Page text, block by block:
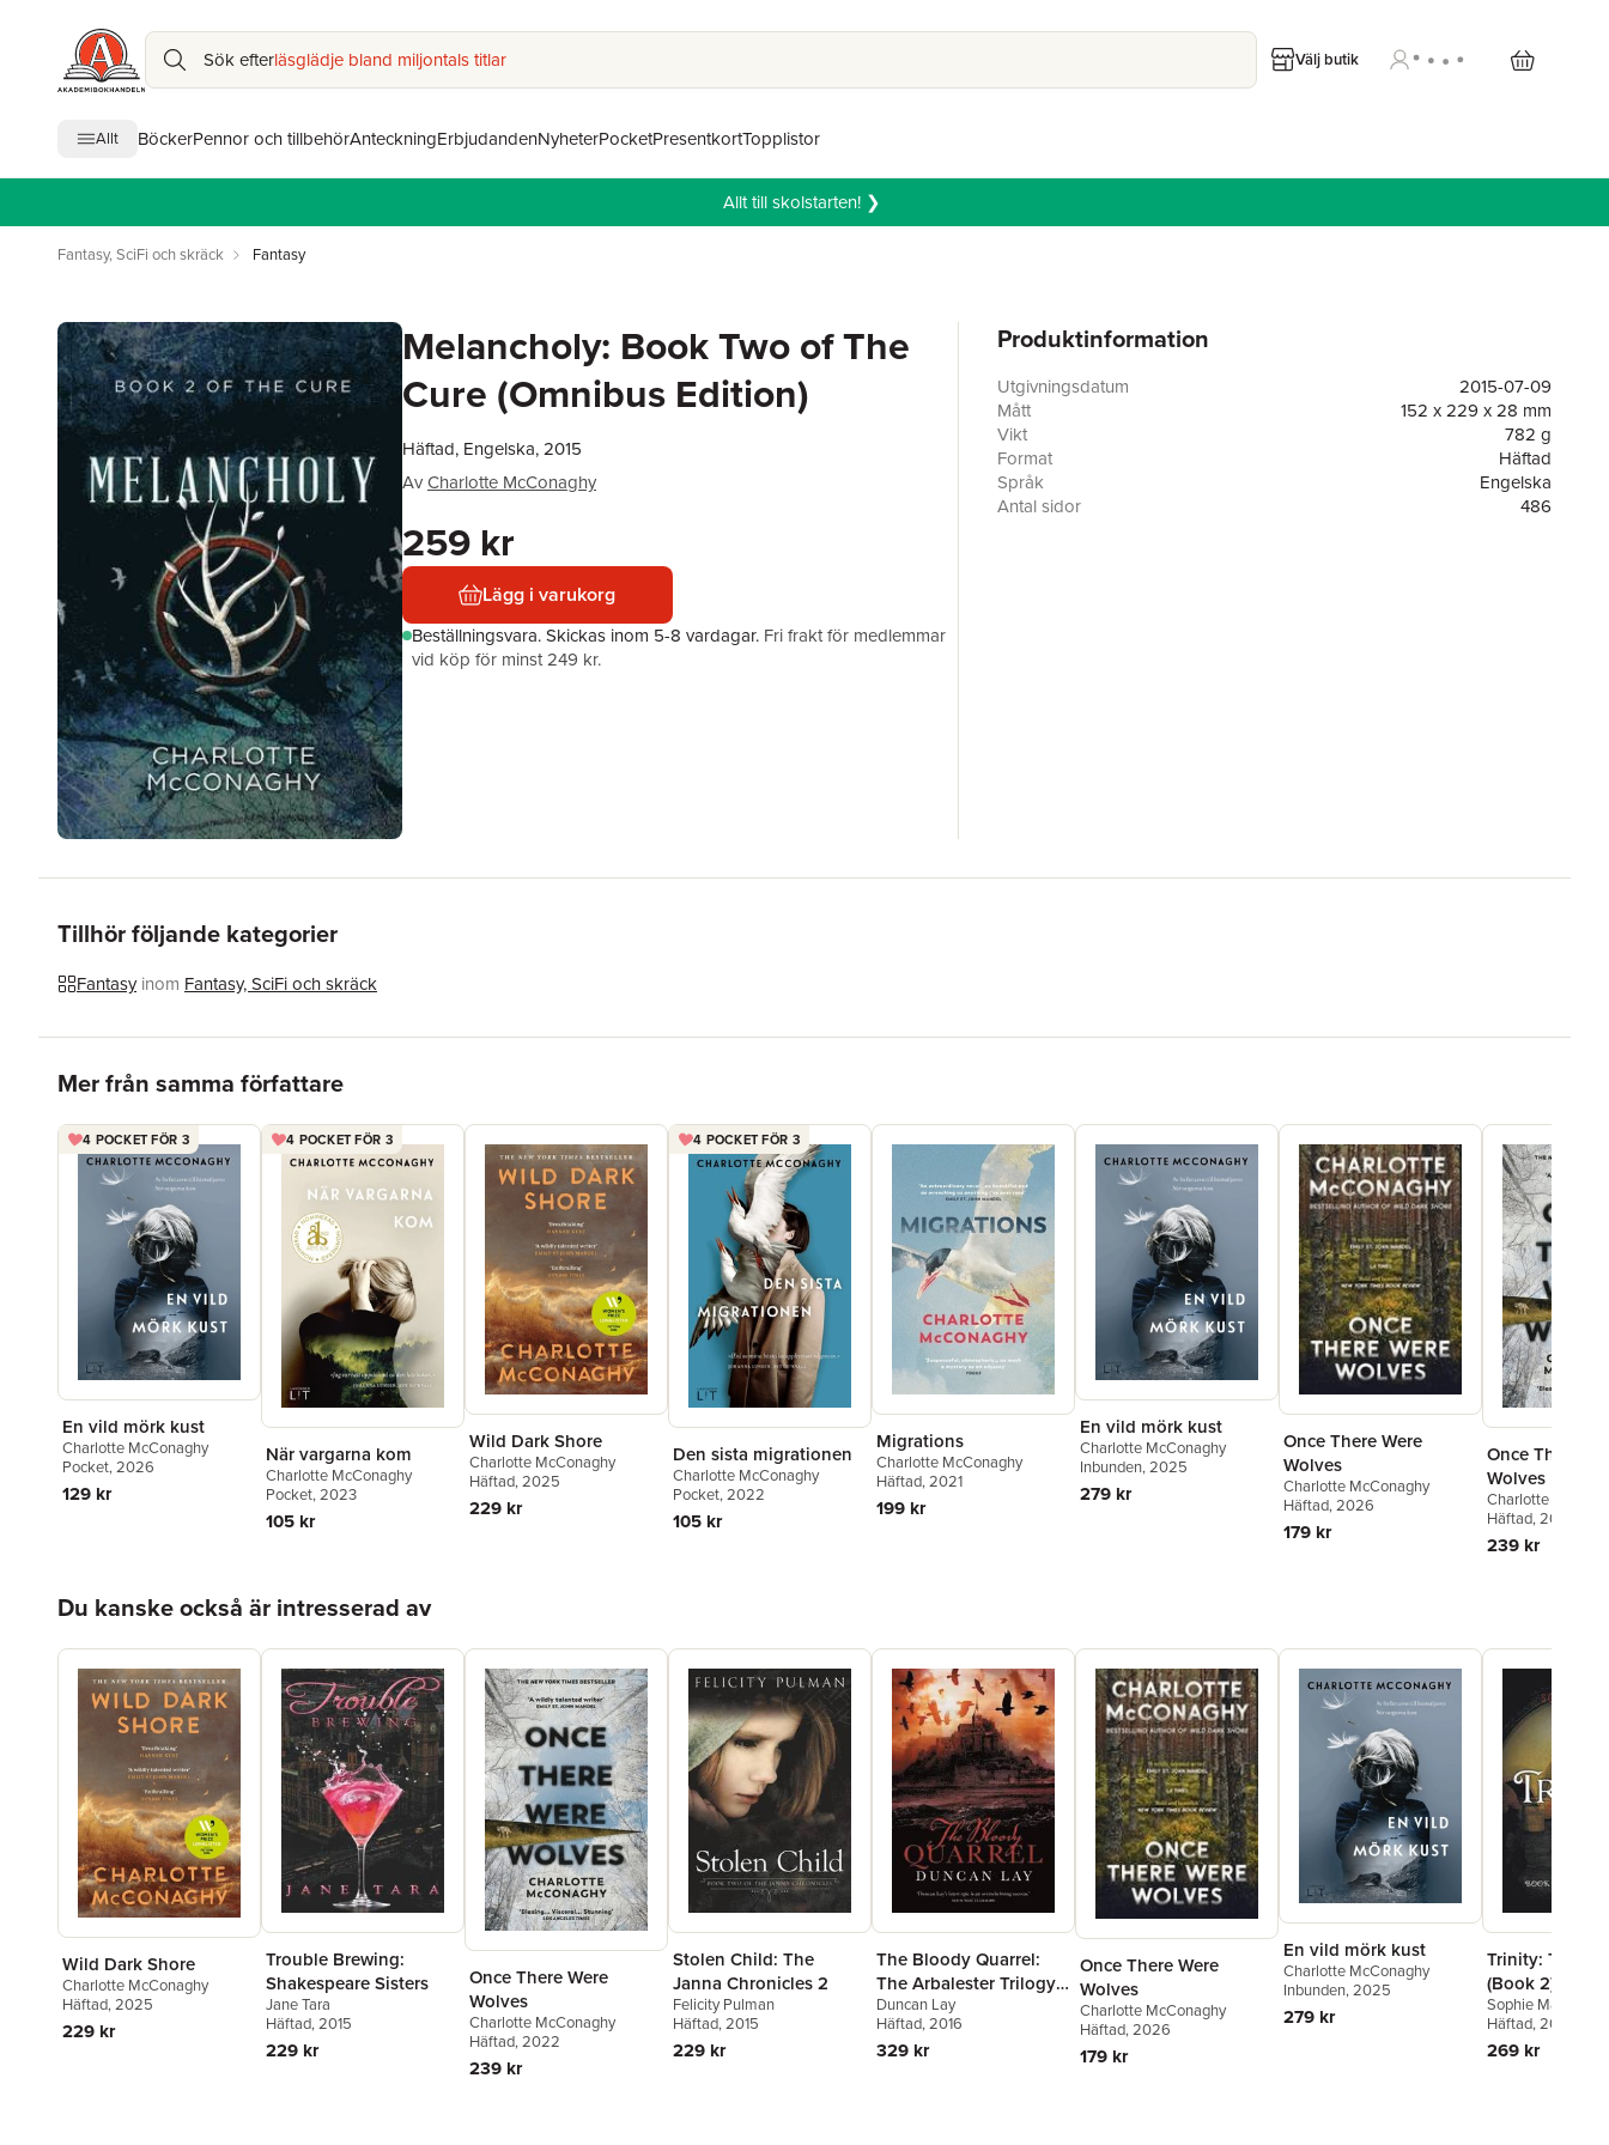
Sök efterläsglädje bland miljontals titlar Välj butik
Allt BöckerPennor och tillbehörAnteckningErbjudandenNyheterPocketPresentkortTopplistor
Allt till skolstarten! ❯
Fantasy, SciFi och skräck Fantasy
Melancholy: Book Two of The
Cure (Omnibus Edition)
Häftad, Engelska, 2015
AvCharlotte McConaghy
259 kr
Lägg i varukorg
Beställningsvara.Skickas inom 5-8 vardagar. Fri frakt för medlemmar
vid köp för minst 249 kr.
Produktinformation
Utgivningsdatum
2015-07-09
Mått
152 x 229 x 28 mm
Vikt
782 g
Format
Häftad
Språk
Engelska
Antal sidor
486
Tillhör följande kategorier
Fantasy inom Fantasy, SciFi och skräck
Mer från samma författare
4 POCKET FÖR 3
En vild mörk kust
Charlotte McConaghy
Pocket, 2026
129 kr
4 POCKET FÖR 3
När vargarna kom
Charlotte McConaghy
Pocket, 2023
105 kr
Wild Dark Shore
Charlotte McConaghy
Häftad, 2025
229 kr
4 POCKET FÖR 3
Den sista migrationen
Charlotte McConaghy
Pocket, 2022
105 kr
Migrations
Charlotte McConaghy
Häftad, 2021
199 kr
En vild mörk kust
Charlotte McConaghy
Inbunden, 2025
279 kr
Once There Were
Wolves
Charlotte McConaghy
Häftad, 2026
179 kr
Once There
Wolves
Charlotte
Häftad, 2022
239 kr
Du kanske också är intresserad av
Wild Dark Shore
Charlotte McConaghy
Häftad, 2025
229 kr
Trouble Brewing:
Shakespeare Sisters
Jane Tara
Häftad, 2015
229 kr
Once There Were
Wolves
Charlotte McConaghy
Häftad, 2022
239 kr
Stolen Child: The
Janna Chronicles 2
Felicity Pulman
Häftad, 2015
229 kr
The Bloody Quarrel:
The Arbalester Trilogy
2 (Complete Edition)
Duncan Lay
Häftad, 2016
329 kr
Once There Were
Wolves
Charlotte McConaghy
Häftad, 2026
179 kr
En vild mörk kust
Charlotte McConaghy
Inbunden, 2025
279 kr
Trinity: The
(Book 2)
Sophie Masson
Häftad, 2015
269 kr